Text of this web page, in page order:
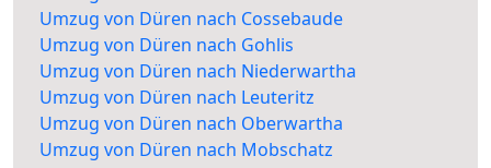
Umzug von Düren nach Cossebaude
Umzug von Düren nach Gohlis
Umzug von Düren nach Niederwartha
Umzug von Düren nach Leuteritz
Umzug von Düren nach Oberwartha
Umzug von Düren nach Mobschatz